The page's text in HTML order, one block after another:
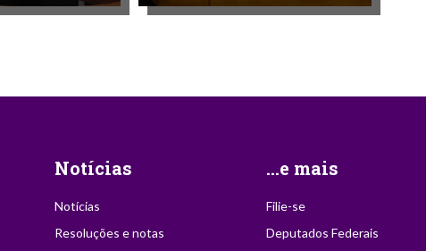
Notícias
Notícias
Resoluções e notas
...e mais
Filie-se
Deputados Federais